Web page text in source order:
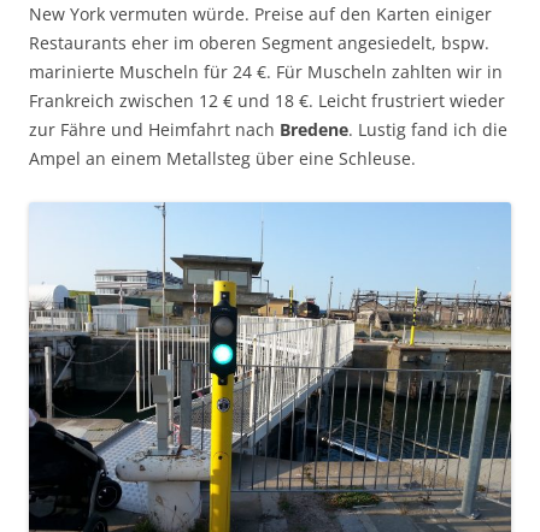
New York vermuten würde. Preise auf den Karten einiger
Restaurants eher im oberen Segment angesiedelt, bspw.
marinierte Muscheln für 24 €. Für Muscheln zahlten wir in
Frankreich zwischen 12 € und 18 €. Leicht frustriert wieder
zur Fähre und Heimfahrt nach Bredene. Lustig fand ich die
Ampel an einem Metallsteg über eine Schleuse.